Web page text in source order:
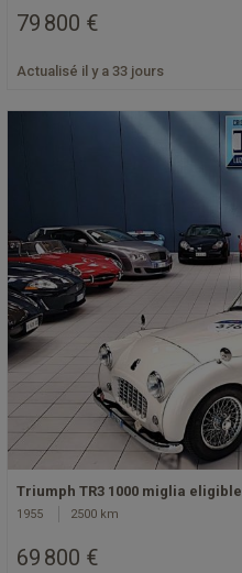
79 800 €
Actualisé il y a 33 jours
Triumph TR3 1000 miglia eligible
1955 2500 km
69 800 €